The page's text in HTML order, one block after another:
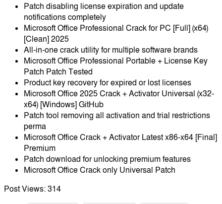
Patch disabling license expiration and update
notifications completely
Microsoft Office Professional Crack for PC [Full] (x64)
[Clean] 2025
All-in-one crack utility for multiple software brands
Microsoft Office Professional Portable + License Key
Patch Patch Tested
Product key recovery for expired or lost licenses
Microsoft Office 2025 Crack + Activator Universal (x32-
x64) [Windows] GitHub
Patch tool removing all activation and trial restrictions
perma
Microsoft Office Crack + Activator Latest x86-x64 [Final]
Premium
Patch download for unlocking premium features
Microsoft Office Crack only Universal Patch
Post Views:314